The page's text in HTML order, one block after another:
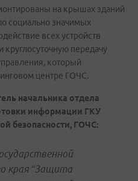
на крышах зданий
социально значимых
всех устройств
круглосуточную передачу
который
центре ГОЧС.
начальника отдела
информации ГКУ
безопасности, ГОЧС:
края “Защита